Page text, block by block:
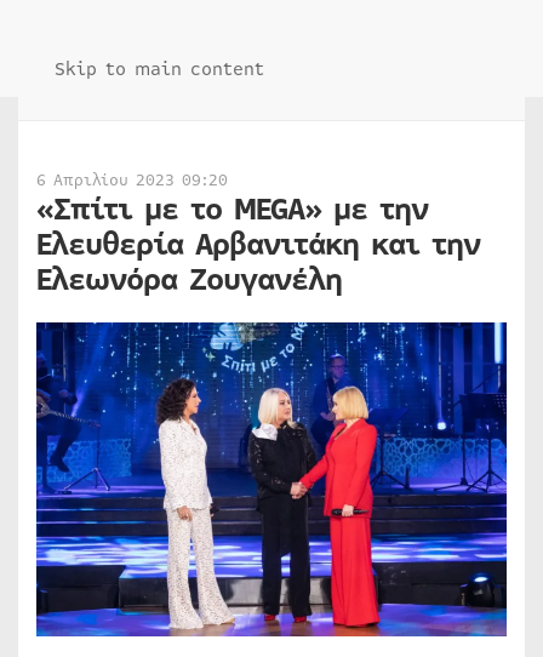
Skip to main content
6 Απριλίου 2023 09:20
«Σπίτι με το MEGA» με την
Ελευθερία Αρβανιτάκη και την
Ελεωνόρα Ζουγανέλη